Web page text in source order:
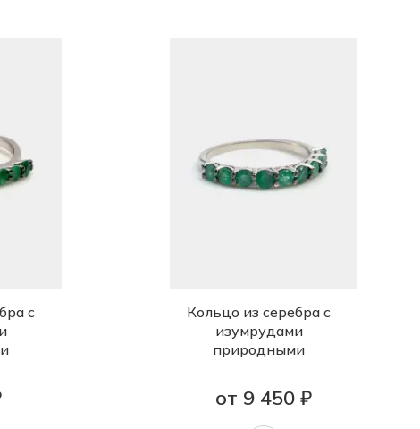
с
Кольцо из серебра с
изумрудами
природными
от 9 450 ₽